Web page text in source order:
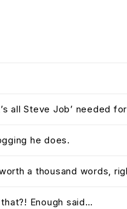
all Steve Job’ needed
he does.
a thousand words,
Enough said…